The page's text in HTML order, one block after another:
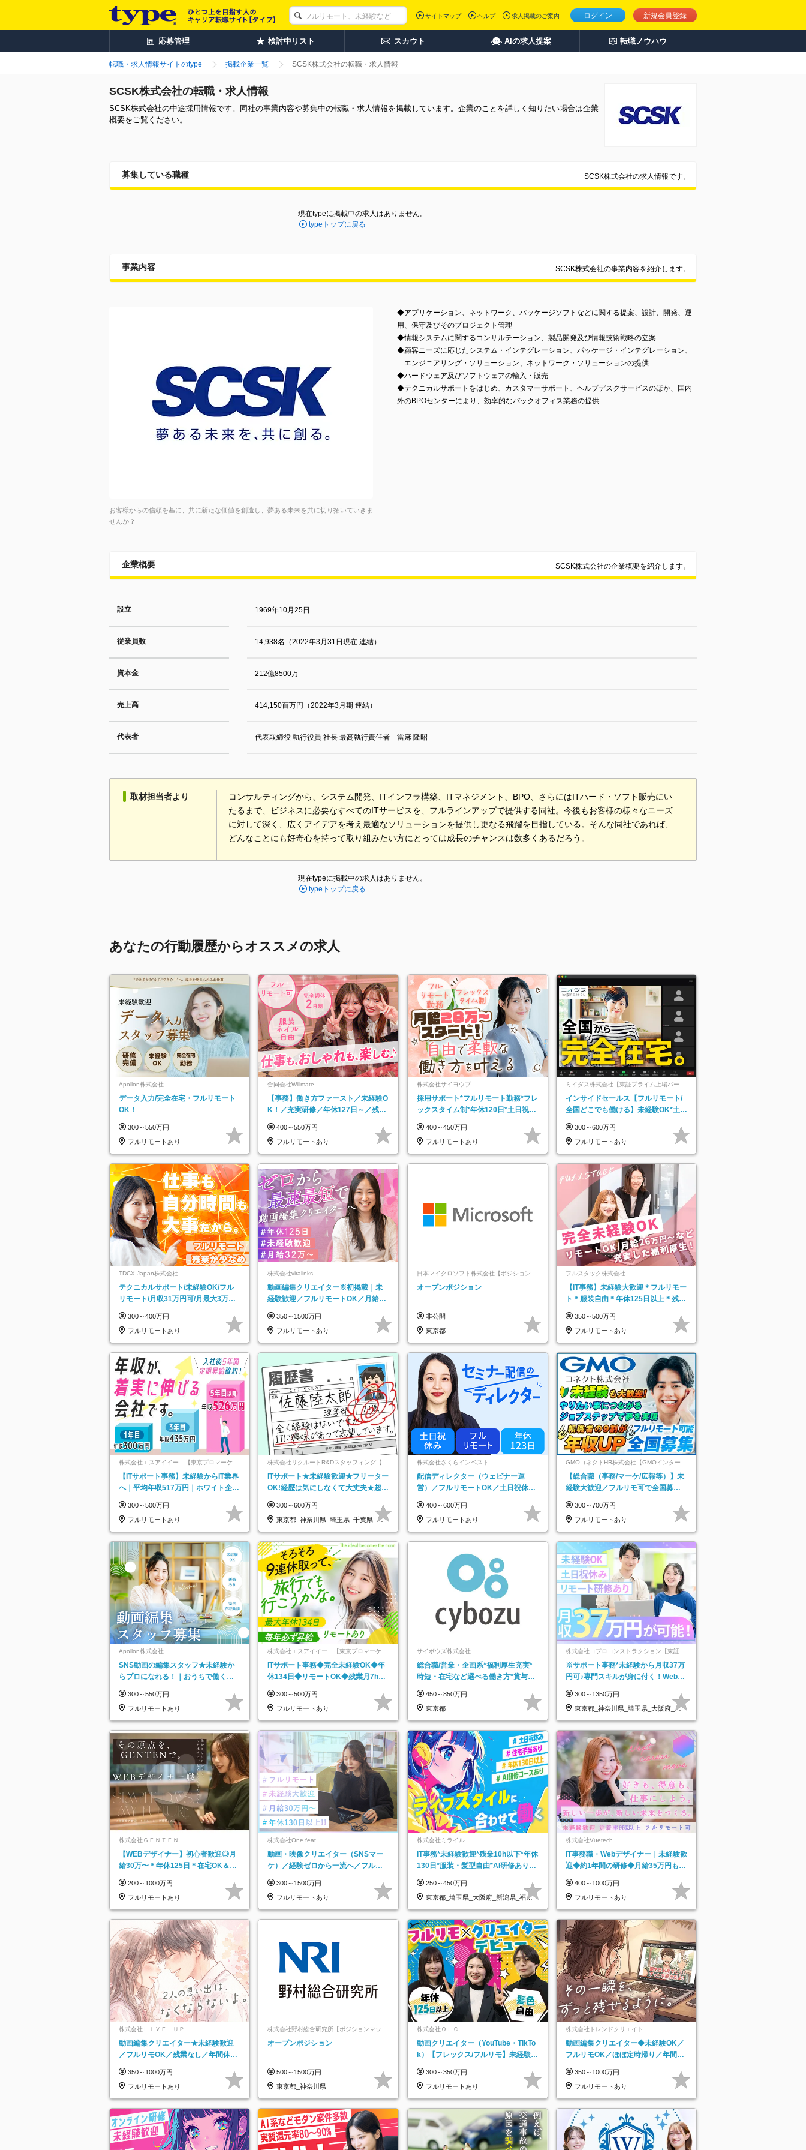
ログイン 新規会員登録
サイトマップ ヘルプ 求人掲載のご案内
応募管理 検討中リスト スカウト AIの求人提案 転職ノウハウ
転職・求人情報サイトのtype 掲載企業一覧 SCSK株式会社の転職・求人情報
SCSK株式会社の転職・求人情報
SCSK株式会社の中途採用情報です。同社の事業内容や募集中の転職・求人情報を掲載しています。企業のことを詳しく知りたい場合は企業
概要をご覧ください。
募集している職種 SCSK株式会社の求人情報です。
現在typeに掲載中の求人はありません。
typeトップに戻る
事業内容 SCSK株式会社の事業内容を紹介します。
お客様からの信頼を基に、共に新たな価値を創造し、夢ある未来を共に切り拓いていきま
せんか？
◆アプリケーション、ネットワーク、パッケージソフトなどに関する提案、設計、開発、運
用、保守及びそのプロジェクト管理
◆情報システムに関するコンサルテーション、製品開発及び情報技術戦略の立案
◆顧客ニーズに応じたシステム・インテグレーション、パッケージ・インテグレーション、
エンジニアリング・ソリューション、ネットワーク・ソリューションの提供
◆ハードウェア及びソフトウェアの輸入・販売
◆テクニカルサポートをはじめ、カスタマーサポート、ヘルプデスクサービスのほか、国内
外のBPOセンターにより、効率的なバックオフィス業務の提供
企業概要 SCSK株式会社の企業概要を紹介します。
設立 1969年10月25日
従業員数 14,938名（2022年3月31日現在 連結）
資本金 212億8500万
売上高 414,150百万円（2022年3月期 連結）
代表者 代表取締役 執行役員 社長 最高執行責任者 當麻 隆昭
取材担当者より
コンサルティングから、システム開発、ITインフラ構築、ITマネジメント、BPO、さらにはITハード・ソフト販売にい
たるまで、ビジネスに必要なすべてのITサービスを、フルラインアップで提供する同社。今後もお客様の様々なニーズ
に対して深く、広くアイデアを考え最適なソリューションを提供し更なる飛躍を目指している。そんな同社であれば、
どんなことにも好奇心を持って取り組みたい方にとっては成長のチャンスは数多くあるだろう。
現在typeに掲載中の求人はありません。
typeトップに戻る
あなたの行動履歴からオススメの求人
Apollon株式会社
データ入力/完全在宅・フルリモート
OK！
300～550万円
フルリモートあり
合同会社Willmate
【事務】働き方ファースト／未経験O
K！／充実研修／年休127日～／残業
400～550万円
フルリモートあり
株式会社サイヨウブ
採用サポート*フルリモート勤務*フレ
ックスタイム制*年休120日*土日祝休
400～450万円
フルリモートあり
ミイダス株式会社【東証プライム上場パーソ
インサイドセールス【フルリモート/
全国どこでも働ける】未経験OK*土日
300～600万円
フルリモートあり
TDCX Japan株式会社
テクニカルサポート/未経験OK/フル
リモート/月収31万円可/月最大3万の
300～400万円
フルリモートあり
株式会社viralinks
動画編集クリエイター※初掲載｜未
経験歓迎／フルリモートOK／月給32
350～1500万円
フルリモートあり
日本マイクロソフト株式会社【ポジションマ
ッチ登録】
オープンポジション
非公開
東京都
フルスタック株式会社
【IT事務】未経験大歓迎＊フルリモー
ト＊服装自由＊年休125日以上＊残業
350～500万円
フルリモートあり
株式会社エスアイイー 【東京プロマーケッ
ト上場】
【ITサポート事務】未経験からIT業界
へ｜平均年収517万円｜ホワイト企業
300～500万円
フルリモートあり
株式会社リクルートR&Dスタッフィング【リ
クルートグループ】
ITサポート★未経験歓迎★フリーター
OK!経歴は気にしなくて大丈夫★超大
300～600万円
東京都_神奈川県_埼玉県_千葉県_大
阪府…
株式会社さくらインベスト
配信ディレクター（ウェビナー運
営）／フルリモートOK／土日祝休み
400～600万円
フルリモートあり
GMOコネクトHR株式会社【GMOインターネ
ットグループ】
【総合職（事務/マーケ/広報等）】未
経験大歓迎／フルリモ可で全国募
★
300～700万円
フルリモートあり
Apollon株式会社
SNS動画の編集スタッフ★未経験か
らプロになれる！｜おうちで働くフ
300～550万円
フルリモートあり
株式会社エスアイイー 【東京プロマーケッ
ITサポート事務◆完全未経験OK◆年
休134日◆リモートOK◆残業月7h以
300～500万円
フルリモートあり
サイボウズ株式会社
総合職/営業・企画系*福利厚生充実*
時短・在宅など選べる働き方*賞与年
450～850万円
東京都
株式会社コプロコンストラクション【東証プ
ライム上場コプロ・ホールディングス子会
社】
※サポート事務*未経験から月収37万
円可♪専門スキルが身に付く！Web面
300～1350万円
東京都_神奈川県_埼玉県_大阪府_愛
知県…
株式会社ＧＥＮＴＥＮ
【WEBデザイナー】初⼼者歓迎◎⽉
給30万〜＊年休125⽇＊在宅OK＆研
200～1000万円
フルリモートあり
株式会社One feat.
動画・映像クリエイター（SNSマー
ケ）／経験ゼロから一流へ／フルリ
日以上
300～1500万円
フルリモートあり
株式会社ミライル
IT事務*未経験歓迎*残業10h以下*年休
130日*服装・髪型自由*AI研修あり*
250～450万円
東京都_埼玉県_大阪府_新潟県_福岡
県
株式会社Vuetech
IT事務職・Webデザイナー｜未経験歓
迎◆約1年間の研修◆月給35万円も可
400～1000万円
フルリモートあり
株式会社ＬＩＶＥ ＵＰ
動画編集クリエイター★未経験歓迎
／フルリモOK／残業なし／年間休日
実で安心
350～1000万円
フルリモートあり
株式会社野村総合研究所【ポジションマッチ
オープンポジション
500～1500万円
東京都_神奈川県
株式会社ＯＬＣ
動画クリエイター（YouTube・TikTo
k）【フレックス/フルリモ】未経験O
300～350万円
フルリモートあり
株式会社トレンドクリエイト
動画編集クリエイター◆未経験OK／
フルリモOK／ほぼ定時帰り／年間休
OK
350～1000万円
フルリモートあり